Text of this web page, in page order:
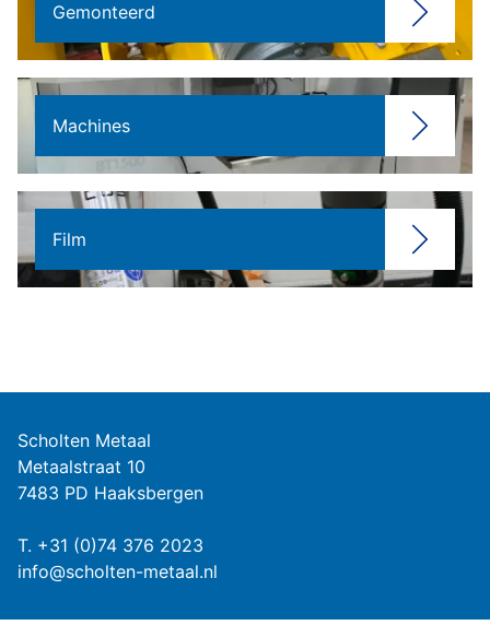
Gemonteerd
Machines
Film
Scholten Metaal
Metaalstraat 10
7483 PD Haaksbergen
T. +31 (0)74 376 2023
info@scholten-metaal.nl